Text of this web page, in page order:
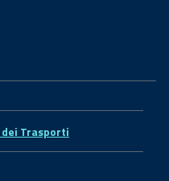
Trasporti